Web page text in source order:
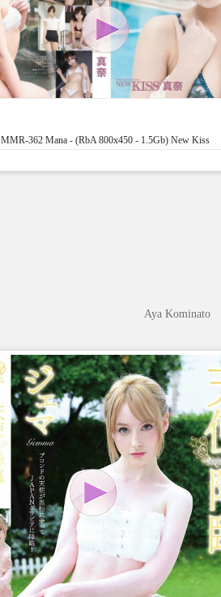
MMR-362 Mana - (RbA 800x450 - 1.5Gb) New Kiss
Aya Kominato